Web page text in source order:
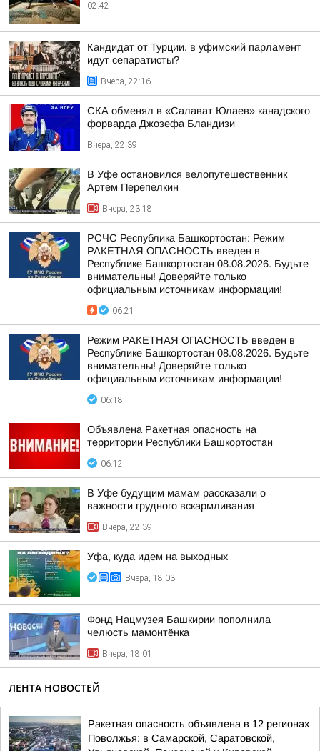
02:42
Кандидат от Турции. в уфимский парламент
идут сепаратисты?
Вчера, 22:16
СКА обменял в «Салават Юлаев» канадского
форварда Джозефа Бландизи
Вчера, 22:39
В Уфе остановился велопутешественник
Артем Перепелкин
Вчера, 23:18
РСЧС Республика Башкортостан: Режим
РАКЕТНАЯ ОПАСНОСТЬ введен в
Республике Башкортостан 08.08.2026. Будьте
внимательны! Доверяйте только
официальным источникам информации!
06:21
Режим РАКЕТНАЯ ОПАСНОСТЬ введен в
Республике Башкортостан 08.08.2026. Будьте
внимательны! Доверяйте только
официальным источникам информации!
06:18
Объявлена Ракетная опасность на
территории Республики Башкортостан
06:12
В Уфе будущим мамам рассказали о
важности грудного вскармливания
Вчера, 22:39
Уфа, куда идем на выходных
Вчера, 18:03
Фонд Нацмузея Башкирии пополнила
челюсть мамонтёнка
Вчера, 18:01
ЛЕНТА НОВОСТЕЙ
Ракетная опасность объявлена в 12 регионах
Поволжья: в Самарской, Саратовской,